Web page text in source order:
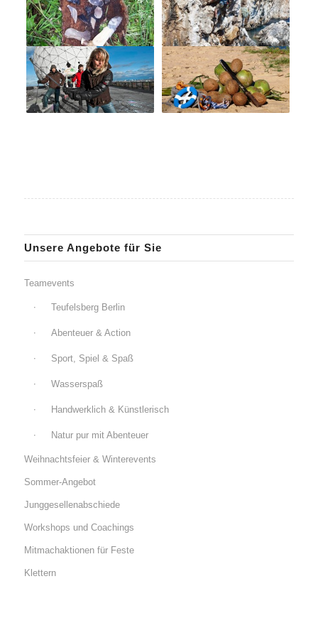
Unsere Angebote für Sie
Teamevents
Teufelsberg Berlin
Abenteuer & Action
Sport, Spiel & Spaß
Wasserspaß
Handwerklich & Künstlerisch
Natur pur mit Abenteuer
Weihnachtsfeier & Winterevents
Sommer-Angebot
Junggesellenabschiede
Workshops und Coachings
Mitmachaktionen für Feste
Klettern